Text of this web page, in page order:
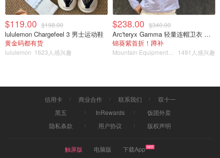
$119.00 $198.00
lululemon Chargefeel 3 男士运动鞋
黄金码都有货
lululemon 1623人感兴趣
$238.00 $340.00
Arc'teryx Gamma 轻量连帽卫衣 女款
锦葵紫首折！蹲补
1491人感兴趣
信用卡 商业合作 联系我们
双十一
黑五
InRewards
饭团外卖
隐私条款
用户协议 版权声明
触屏版 电脑版 下载App